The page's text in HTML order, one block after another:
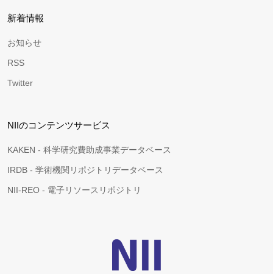
新着情報
お知らせ
RSS
Twitter
NIIのコンテンツサービス
KAKEN - 科学研究費助成事業データベース
IRDB - 学術機関リポジトリデータベース
NII-REO - 電子リソースリポジトリ